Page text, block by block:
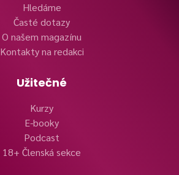
Hledáme
Časté dotazy
O našem magazínu
Kontakty na redakci
Užitečné
Kurzy
E-booky
Podcast
18+ Členská sekce